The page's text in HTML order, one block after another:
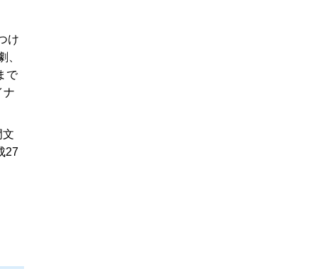
け
、
で
ナ
文
27